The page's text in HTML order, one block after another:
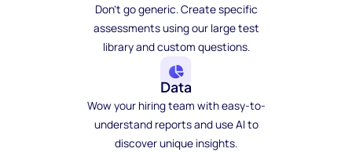
Don't go generic. Create specific
assessments using our large test
library and custom questions.
Data
Wow your hiring team with easy-to-
understand reports and use AI to
discover unique insights.